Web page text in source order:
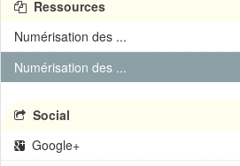
Ressources
Numérisation des ...
Numérisation des ...
Social
Google+